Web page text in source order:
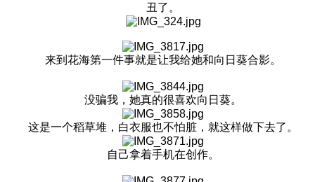
丑了。
来到花海第一件事就是让我给她和向日葵合影。
没骗我，她真的很喜欢向日葵。
这是一个稻草堆，白衣服也不怕脏，就这样做下去了。
自己拿着手机在创作。